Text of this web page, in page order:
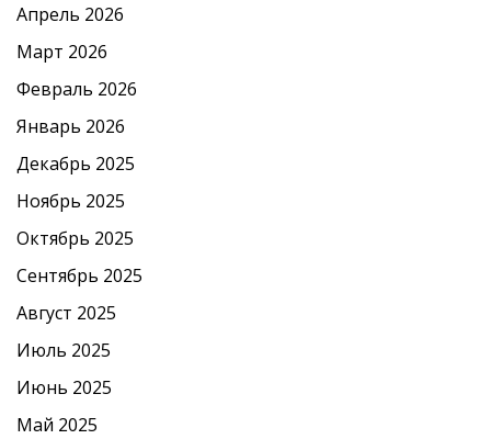
Апрель 2026
Март 2026
Февраль 2026
Январь 2026
Декабрь 2025
Ноябрь 2025
Октябрь 2025
Сентябрь 2025
Август 2025
Июль 2025
Июнь 2025
Май 2025